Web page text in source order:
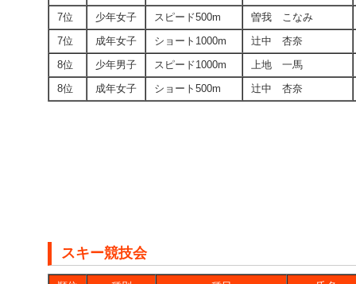
7位
少年女子 スピード500m
曽我 こなみ
7位
成年女子 ショート1000m
辻中 杏奈
8位
少年男子 スピード1000m
上地 一馬
8位
成年女子 ショート500m 辻中 杏奈
スキー競技会